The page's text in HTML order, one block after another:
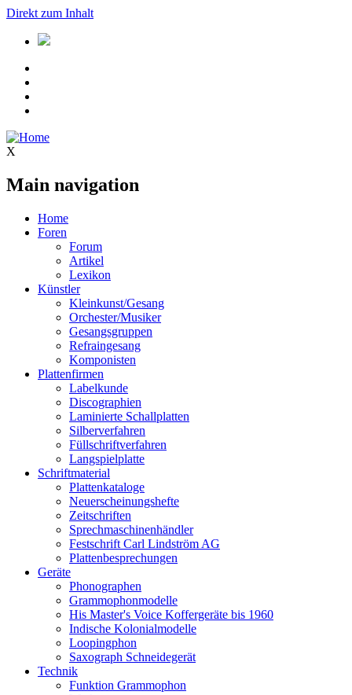
Direkt zum Inhalt
X
Main navigation
Home
Foren
Forum
Artikel
Lexikon
Künstler
Kleinkunst/Gesang
Orchester/Musiker
Gesangsgruppen
Refraingesang
Komponisten
Plattenfirmen
Labelkunde
Discographien
Laminierte Schallplatten
Silberverfahren
Füllschriftverfahren
Langspielplatte
Schriftmaterial
Plattenkataloge
Neuerscheinungshefte
Zeitschriften
Sprechmaschinenhändler
Festschrift Carl Lindström AG
Plattenbesprechungen
Geräte
Phonographen
Grammophonmodelle
His Master's Voice Koffergeräte bis 1960
Indische Kolonialmodelle
Loopingphon
Saxograph Schneidegerät
Technik
Funktion Grammophon